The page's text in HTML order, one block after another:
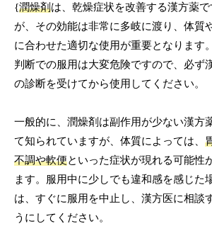
{潤燥剤は、乾燥症状を改善する漢方薬で
が、その効能は非常に多岐に渡り、体質
に合わせた適切な使用が重要となります
判断での服用は大変危険ですので、必ず
の診断を受けてから使用してください。
一般的に、潤燥剤は副作用が少ない漢方
て知られていますが、体質によっては、
不調や軟便といった症状が現れる可能性
ます。服用中に少しでも違和感を感じた
は、すぐに服用を中止し、漢方医に相談
うにしてください。